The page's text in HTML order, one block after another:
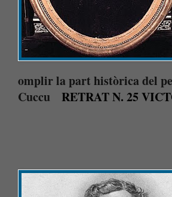
omplir la part històrica del
Cuccu RETRAT N. 25